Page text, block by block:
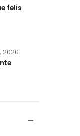
felis
2020